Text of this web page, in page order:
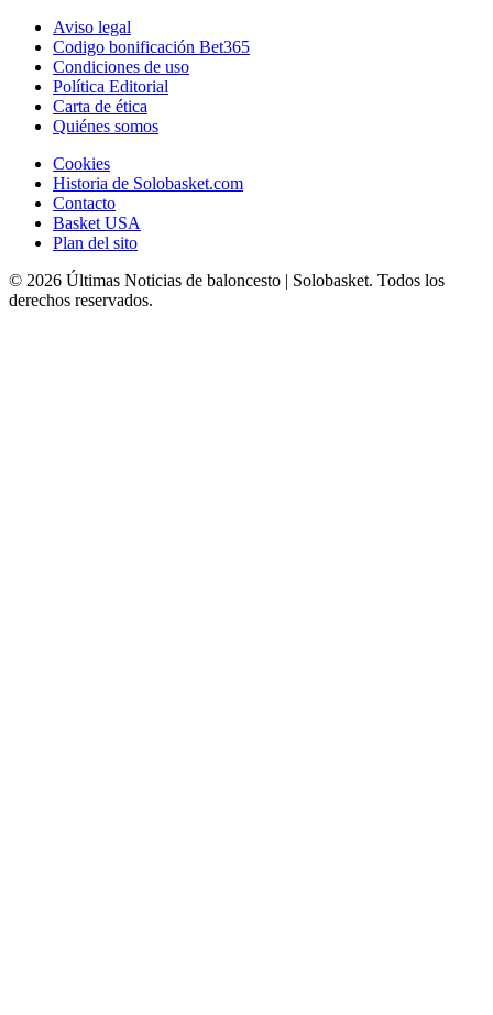
Aviso legal
Codigo bonificación Bet365
Condiciones de uso
Política Editorial
Carta de ética
Quiénes somos
Cookies
Historia de Solobasket.com
Contacto
Basket USA
Plan del sito
© 2026 Últimas Noticias de baloncesto | Solobasket. Todos los
derechos reservados.